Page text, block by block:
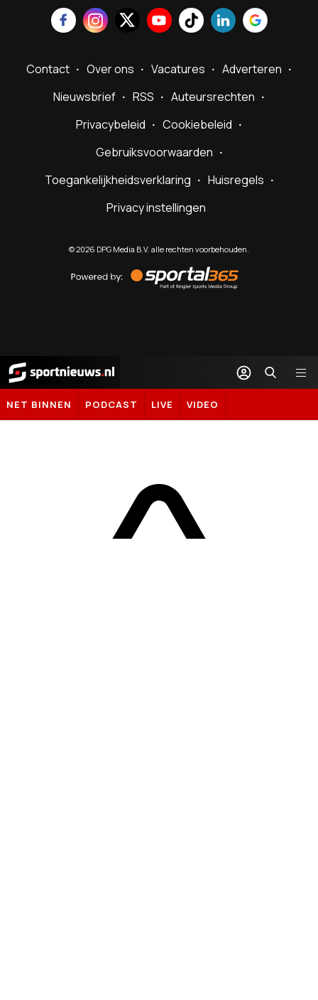
Contact Over ons Vacatures
Adverteren
Nieuwsbrief
RSS
Auteursrechten
Privacybeleid
Cookiebeleid
Gebruiksvoorwaarden
Toegankelijkheidsverklaring
Huisregels
Privacy instellingen
©2026 DPG Media B.V. alle rechten voorbehouden.
by
Sportal365
Sportnieuws.nl
NET BINNEN PODCAST LIVE VIDEO